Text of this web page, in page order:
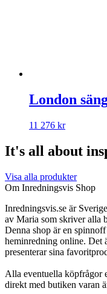
London
11 276 kr
It's all about
Visa alla produkter
Om Inredningsvis Shop
Inredningsvis.se är
av Maria som skriver alla
Denna shop är en
heminredning online. Det
presenterar sina
Alla eventuella köpfrågor
direkt med butiken varan